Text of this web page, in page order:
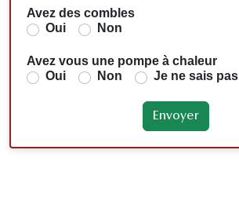
Avez des combles
Oui
Non
Avez vous une pompe à chaleur
Oui
Non Je ne sais pas